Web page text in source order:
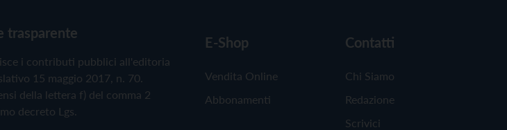
trasparente
i contributi pubblici all'editoria
15 maggio 2017, n. 70.
della lettera f) del comma 2
decreto Lgs.
E-Shop
Vendita Online
Abbonamenti
Contatti
Chi Siamo
Redazione
Scrivici